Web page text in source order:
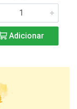
Adicionar